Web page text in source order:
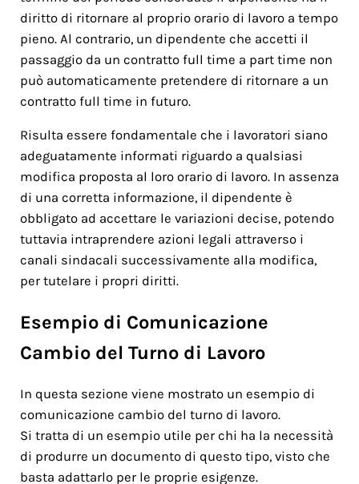
diritto di ritornare al proprio orario di lavoro a tempo
pieno. Al contrario, un dipendente che accetti il
passaggio da un contratto full time a part time non
può automaticamente pretendere di ritornare a un
contratto full time in futuro.
Risulta essere fondamentale che i lavoratori siano
adeguatamente informati riguardo a qualsiasi
modifica proposta al loro orario di lavoro. In assenza
di una corretta informazione, il dipendente è
obbligato ad accettare le variazioni decise, potendo
tuttavia intraprendere azioni legali attraverso i
canali sindacali successivamente alla modifica,
per tutelare i propri diritti.
Esempio di Comunicazione
Cambio del Turno di Lavoro
In questa sezione viene mostrato un esempio di
comunicazione cambio del turno di lavoro.
Si tratta di un esempio utile per chi ha la necessità
di produrre un documento di questo tipo, visto che
basta adattarlo per le proprie esigenze.